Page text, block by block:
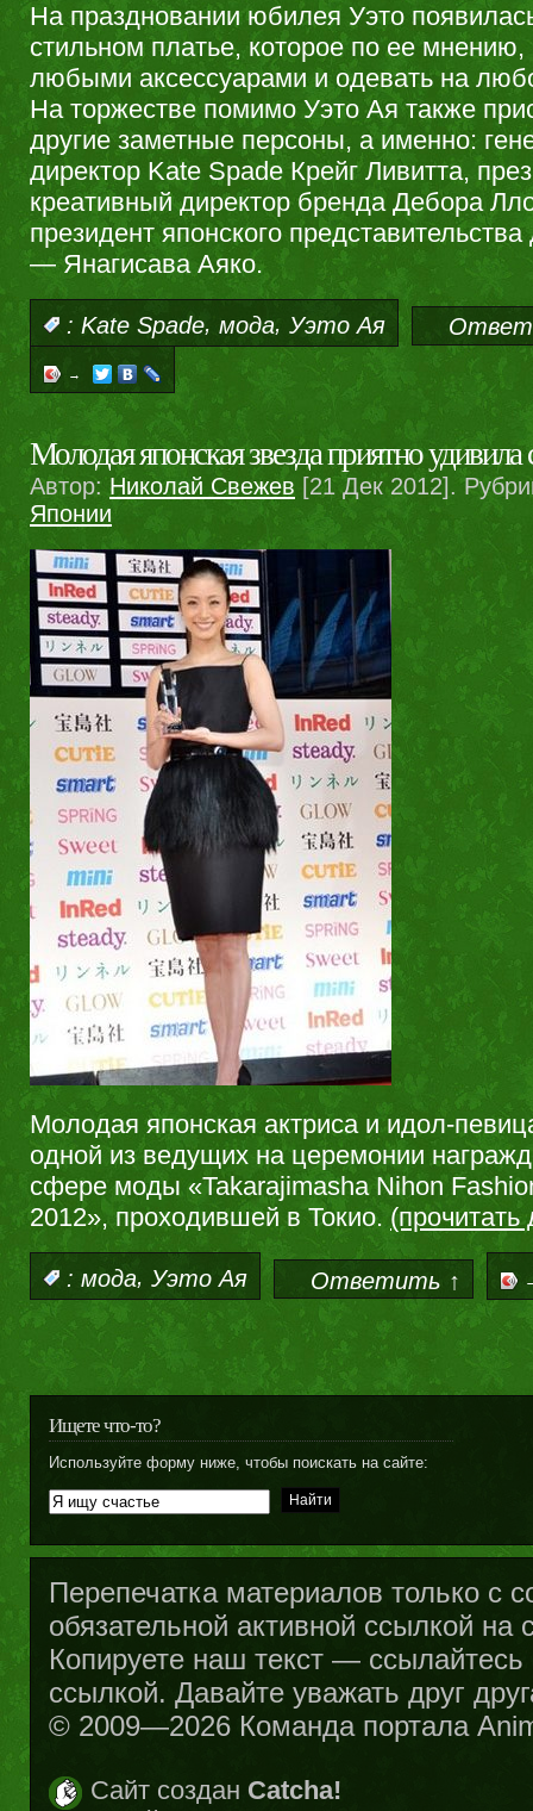
На праздновании юбилея Уэто
стильном платье, которое по ее
любыми аксессуарами и одевать на
На торжестве помимо Уэто Ая также
другие заметные персоны, а именно:
директор Kate Spade Крейг Ливитта,
креативный директор бренда Дебора
президент японского
— Янагисава Аяко.
: Kate Spade, мода, Уэто Ая
→
Молодая японская звезда приятно
Автор: Николай Свежев [21 Дек 2012].
Японии
Молодая японская актриса и идол-
одной из ведущих на церемонии
сфере моды «Takarajimasha Nihon
2012», проходившей в Токио.
: мода, Уэто Ая Ответить ↑
Ищете что-то?
Используйте форму ниже, чтобы поискать на сайте:
Перепечатка материалов только с
обязательной активной ссылкой на
Копируете наш текст —
ссылкой. Давайте уважать друг
© 2009—2026 Команда портала
Сайт создан Catcha!